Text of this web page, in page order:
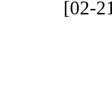
[02-